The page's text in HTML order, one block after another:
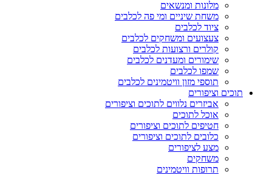
מלונות ומנשאים
משחת שיניים ומי פה לכלבים
ציוד לכלבים
צעצועים ומשחקים לכלבים
קולרים ורצועות לכלבים
שימורים ומעדנים לכלבים
שמפו לכלבים
תוספי מזון וויטמינים לכלבים
תוכים וציפורים
אביזרים נלווים לתוכים וציפורים
אוכל לתוכים
חטיפים לתוכים וציפורים
כלובים לתוכים וציפורים
מצע לציפורים
משחקים
תרופות וויטמינים